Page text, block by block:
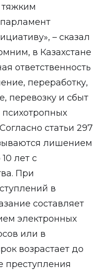
– сказал
в Казахстане
ответственность
переработку,
перевозку и сбыт
психотропных
статьи 297
лишением
лет с
При
в
составляет
электронных
или в
возрастает до
преступления